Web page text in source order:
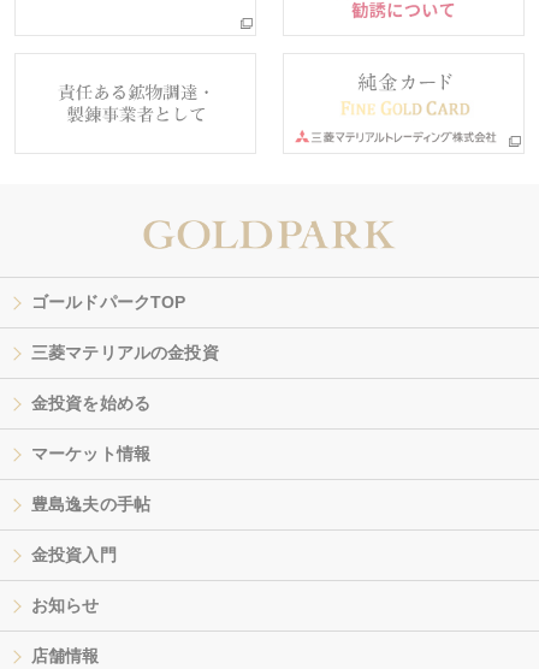
ゴールドパークTOP
三菱マテリアルの金投資
金投資を始める
マーケット情報
豊島逸夫の手帖
金投資入門
お知らせ
店舗情報